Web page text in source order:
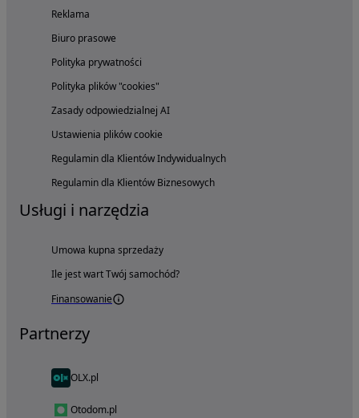
Reklama
Biuro prasowe
Polityka prywatności
Polityka plików "cookies"
Zasady odpowiedzialnej AI
Ustawienia plików cookie
Regulamin dla Klientów Indywidualnych
Regulamin dla Klientów Biznesowych
Usługi i narzędzia
Umowa kupna sprzedaży
Ile jest wart Twój samochód?
Finansowanie
Partnerzy
OLX.pl
Otodom.pl